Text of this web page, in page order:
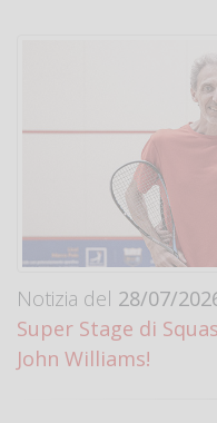
Notizia del 28/07/
Super Stage di
John Williams!